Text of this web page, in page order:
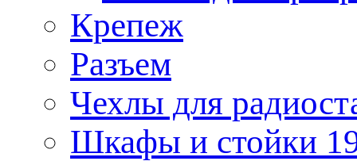
Крепеж
Разъем
Чехлы для
Шкафы и стойки